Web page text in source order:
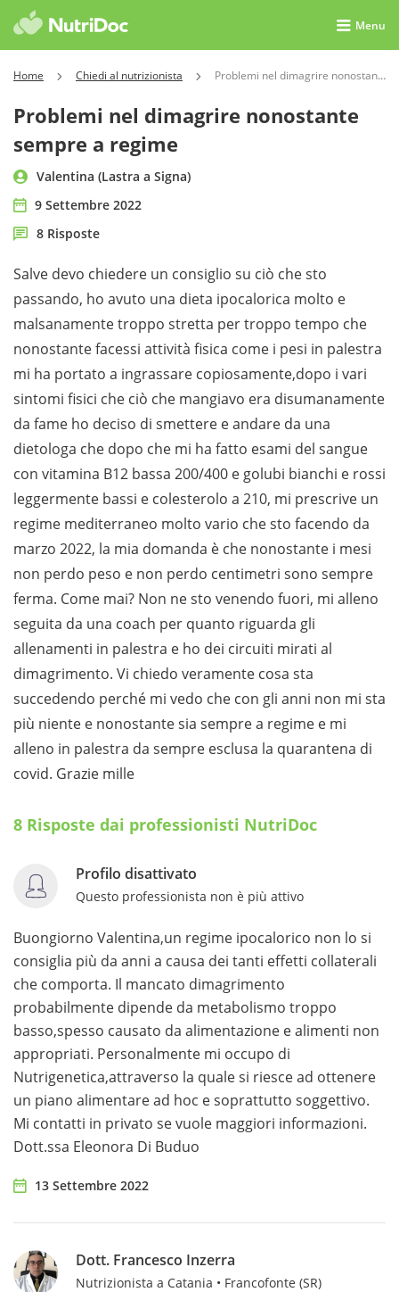
Menu
Home Chiedi al nutrizionista Problemi nel dimagrire nonostante sempre a regime
Problemi nel dimagrire nonostante
sempre a regime
Valentina (Lastra a Signa)
9 Settembre 2022
8 Risposte
Salve devo chiedere un consiglio su ciò che sto
passando, ho avuto una dieta ipocalorica molto e
malsanamente troppo stretta per troppo tempo che
nonostante facessi attività fisica come i pesi in palestra
mi ha portato a ingrassare copiosamente,dopo i vari
sintomi fisici che ciò che mangiavo era disumanamente
da fame ho deciso di smettere e andare da una
dietologa che dopo che mi ha fatto esami del sangue
con vitamina B12 bassa 200/400 e golubi bianchi e rossi
leggermente bassi e colesterolo a 210, mi prescrive un
regime mediterraneo molto vario che sto facendo da
marzo 2022, la mia domanda è che nonostante i mesi
non perdo peso e non perdo centimetri sono sempre
ferma. Come mai? Non ne sto venendo fuori, mi alleno
seguita da una coach per quanto riguarda gli
allenamenti in palestra e ho dei circuiti mirati al
dimagrimento. Vi chiedo veramente cosa sta
succedendo perché mi vedo che con gli anni non mi sta
più niente e nonostante sia sempre a regime e mi
alleno in palestra da sempre esclusa la quarantena di
covid. Grazie mille
8 Risposte dai professionisti NutriDoc
Profilo disattivato
Questo professionista non è più attivo
Buongiorno Valentina,un regime ipocalorico non lo si
consiglia più da anni a causa dei tanti effetti collaterali
che comporta. Il mancato dimagrimento
probabilmente dipende da metabolismo troppo
basso,spesso causato da alimentazione e alimenti non
appropriati. Personalmente mi occupo di
Nutrigenetica,attraverso la quale si riesce ad ottenere
un piano alimentare ad hoc e soprattutto soggettivo.
Mi contatti in privato se vuole maggiori informazioni.
Dott.ssa Eleonora Di Buduo
13 Settembre 2022
Dott. Francesco Inzerra
Nutrizionista a Catania • Francofonte (SR)